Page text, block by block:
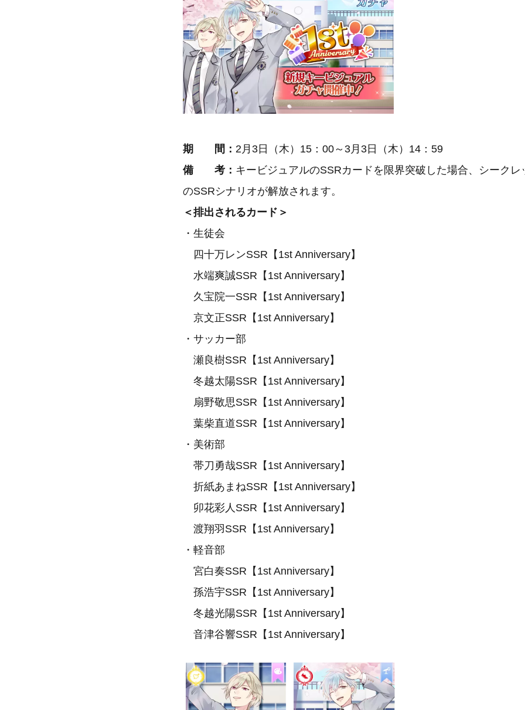
期 間： 2月3日（木）15：00～3月3日（木）14：59
備 考： キービジュアルのSSRカードを限界突破した場合、シークレ
のSSRシナリオが解放されます。
＜排出されるカード＞
・生徒会
四十万レンSSR【1st Anniversary】
水端爽誠SSR【1st Anniversary】
久宝院一SSR【1st Anniversary】
京文正SSR【1st Anniversary】
・サッカー部
瀬良樹SSR【1st Anniversary】
冬越太陽SSR【1st Anniversary】
扇野敬思SSR【1st Anniversary】
葉柴直道SSR【1st Anniversary】
・美術部
帯刀勇哉SSR【1st Anniversary】
折紙あまねSSR【1st Anniversary】
卯花彩人SSR【1st Anniversary】
渡翔羽SSR【1st Anniversary】
・軽音部
宮白奏SSR【1st Anniversary】
孫浩宇SSR【1st Anniversary】
冬越光陽SSR【1st Anniversary】
音津谷響SSR【1st Anniversary】